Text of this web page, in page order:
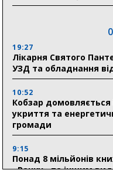
19:27
Лікарня Святого
УЗД та обладнання
10:52
Кобзар домовляється
укриття та
громади
9:15
Понад 8 мільйонів
«Ранку» та іншим